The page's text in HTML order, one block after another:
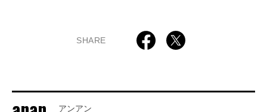
SHARE
アンアン